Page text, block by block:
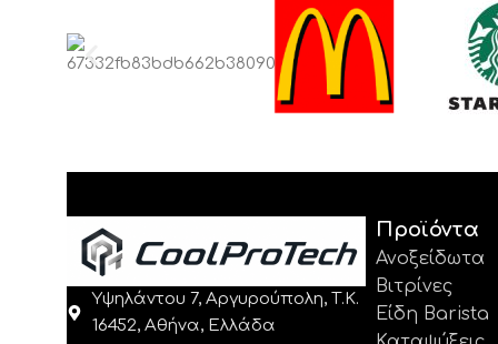
Υψηλάντου 7, Αργυρούπολη, Τ.Κ.
16452, Αθήνα, Ελλάδα
Προϊόντα
Ανοξείδωτα
Βιτρίνες
Είδη Barista